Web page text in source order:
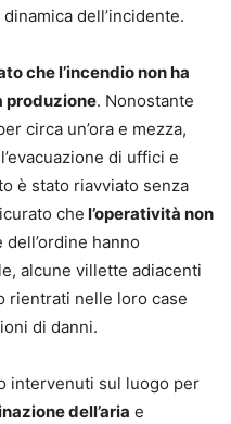
dell’incidente.
che l’incendio non ha
produzione. Nonostante
circa un’ora e mezza,
di uffici e
è stato riavviato senza
che l’operatività non
dell’ordine hanno
alcune villette adiacenti
rientrati nelle loro case
di danni.
intervenuti sul luogo per
dell’aria e